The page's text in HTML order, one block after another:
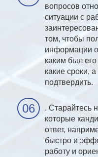
вопросов
ситуации с
том, чтобы
информации о
каким был
какие сроки,
подтвердить.
. Старайтесь
которые
ответ,
быстро и
работу и